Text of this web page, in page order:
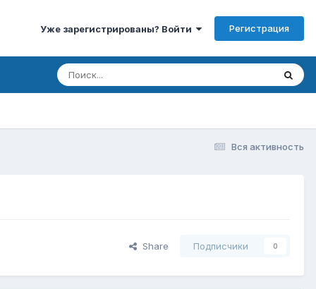
Уже зарегистрированы? Войти Регистрация
Вся активность
Share Подписчики 0